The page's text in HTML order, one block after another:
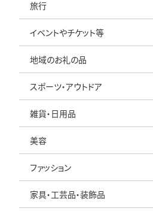
旅行
イベントやチケット等
地域のお礼の品
スポーツ・アウトドア
雑貨・日用品
美容
ファッション
家具・工芸品・装飾品